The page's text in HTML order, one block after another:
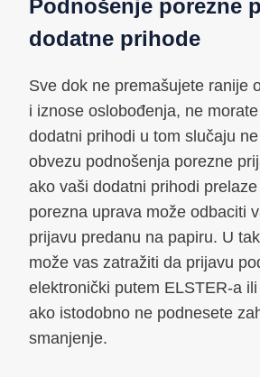
Podnošenje porezne
dodatne prihode
Sve dok ne premašujete ranije
i iznose oslobođenja, ne
dodatni prihodi u tom slučaju
obvezu podnošenja porezne
ako vaši dodatni prihodi
porezna uprava može odbaciti
prijavu predanu na papiru. U
može vas zatražiti da prijavu
elektronički putem ELSTER-a
ako istodobno ne podnesete
smanjenje.